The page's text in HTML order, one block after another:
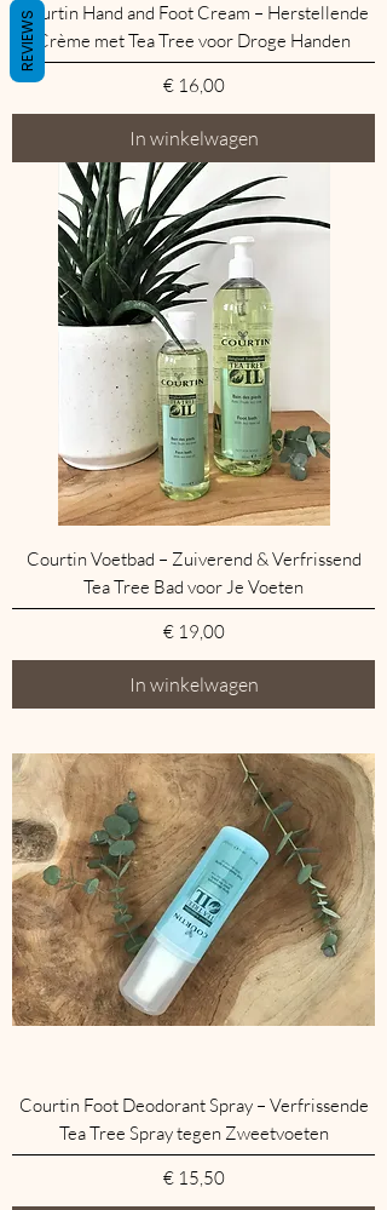
Courtin Hand and Foot Cream – Herstellende
Crème met Tea Tree voor Droge Handen
Prijs
€ 16,00
In winkelwagen
Courtin Voetbad – Zuiverend & Verfrissend
Tea Tree Bad voor Je Voeten
Prijs
€ 19,00
In winkelwagen
Courtin Foot Deodorant Spray – Verfrissende
Tea Tree Spray tegen Zweetvoeten
Prijs
€ 15,50
REVIEWS